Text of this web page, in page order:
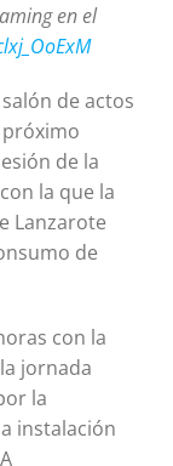
en el
salón de actos
próximo
de la
la que la
Lanzarote
de
con la
jornada
la
instalación